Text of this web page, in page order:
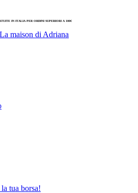
IN ITALIA PER ORDINI SUPERIORI A 100€
tua borsa!